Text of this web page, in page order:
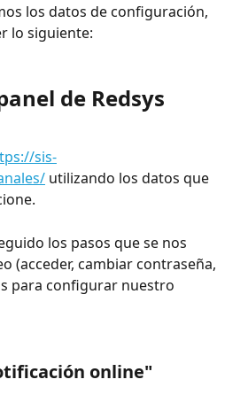
los datos de configuración,
lo siguiente:
de Redsys
sis-
utilizando los datos que
los pasos que se nos
(acceder, cambiar contraseña,
para configurar nuestro
online"